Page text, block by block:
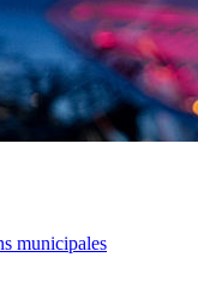
municipales